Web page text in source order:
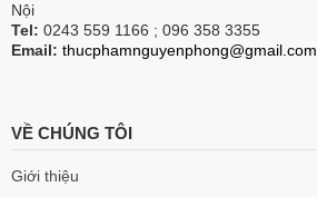
Nội
Tel: 0243 559 1166 ; 096 358 3355
Email: thucphamnguyenphong@gmail.com
VỀ CHÚNG TÔI
Giới thiệu